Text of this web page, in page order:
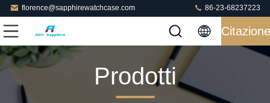
florence@sapphirewatchcase.com 86-23-68237223
Citazione
Prodotti